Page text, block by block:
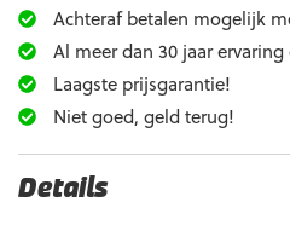
Achteraf betalen mogelijk
Al meer dan 30 jaar
Laagste prijsgarantie!
Niet goed, geld terug!
Details